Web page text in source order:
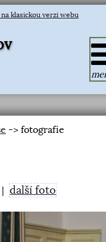
klasickou verzi webu
-> fotografie
|další foto